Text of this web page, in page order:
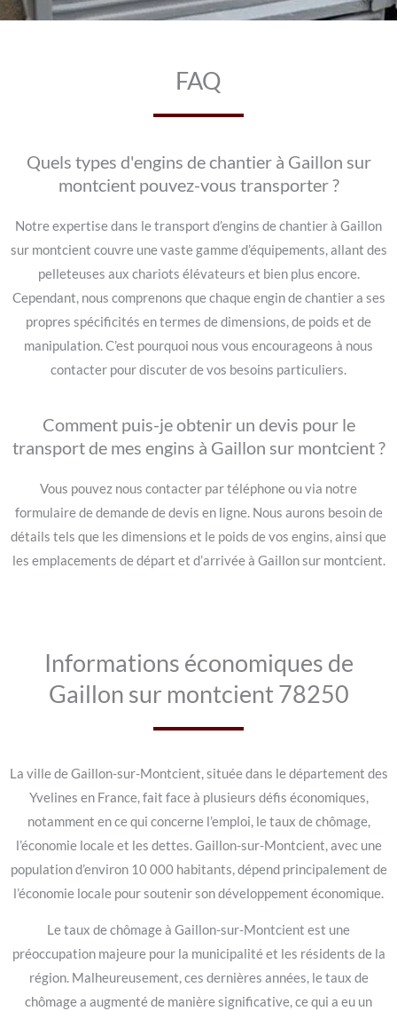
FAQ
Quels types d'engins de chantier à Gaillon sur
montcient pouvez-vous transporter ?
Notre expertise dans le transport d’engins de chantier à Gaillon
sur montcient couvre une vaste gamme d’équipements, allant des
pelleteuses aux chariots élévateurs et bien plus encore.
Cependant, nous comprenons que chaque engin de chantier a ses
propres spécificités en termes de dimensions, de poids et de
manipulation. C’est pourquoi nous vous encourageons à nous
contacter pour discuter de vos besoins particuliers.
Comment puis-je obtenir un devis pour le
transport de mes engins à Gaillon sur montcient ?
Vous pouvez nous contacter par téléphone ou via notre
formulaire de demande de devis en ligne. Nous aurons besoin de
détails tels que les dimensions et le poids de vos engins, ainsi que
les emplacements de départ et d’arrivée à Gaillon sur montcient.
Informations économiques de
Gaillon sur montcient 78250
La ville de Gaillon-sur-Montcient, située dans le département des
Yvelines en France, fait face à plusieurs défis économiques,
notamment en ce qui concerne l’emploi, le taux de chômage,
l’économie locale et les dettes. Gaillon-sur-Montcient, avec une
population d’environ 10 000 habitants, dépend principalement de
l’économie locale pour soutenir son développement économique.
Le taux de chômage à Gaillon-sur-Montcient est une
préoccupation majeure pour la municipalité et les résidents de la
région. Malheureusement, ces dernières années, le taux de
chômage a augmenté de manière significative, ce qui a eu un